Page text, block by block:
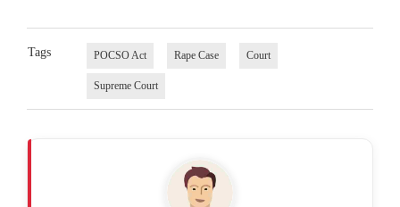
Tags POCSO Act Rape Case Court
Supreme Court